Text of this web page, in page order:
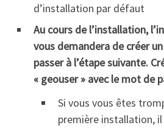
d’installation par défaut
Au cours de l’installation,
vous demandera de créer
passer à l’étape suivante.
« geouser » avec le mot de
Si vous vous êtes
première installation,